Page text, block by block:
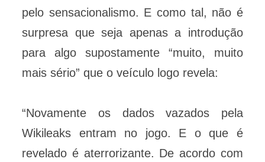
pelo sensacionalismo. E como tal, não é
surpresa que seja apenas a introdução
para algo supostamente “muito, muito
mais sério” que o veículo logo revela:
“Novamente os dados vazados pela
Wikileaks entram no jogo. E o que é
revelado é aterrorizante. De acordo com